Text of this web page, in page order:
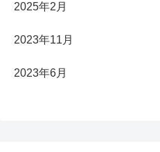
2025年2月
2023年11月
2023年6月